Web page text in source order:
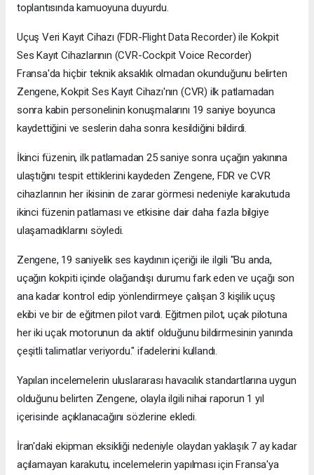
toplantısında kamuoyuna duyurdu.
Uçuş Veri Kayıt Cihazı (FDR-Flight Data Recorder) ile Kokpit
Ses Kayıt Cihazlarının (CVR-Cockpit Voice Recorder)
Fransa'da hiçbir teknik aksaklık olmadan okunduğunu belirten
Zengene, Kokpit Ses Kayıt Cihazı'nın (CVR) ilk patlamadan
sonra kabin personelinin konuşmalarını 19 saniye boyunca
kaydettiğini ve seslerin daha sonra kesildiğini bildirdi.
İkinci füzenin, ilk patlamadan 25 saniye sonra uçağın yakınına
ulaştığını tespit ettiklerini kaydeden Zengene, FDR ve CVR
cihazlarının her ikisinin de zarar görmesi nedeniyle karakutuda
ikinci füzenin patlaması ve etkisine dair daha fazla bilgiye
ulaşamadıklarını söyledi.
Zengene, 19 saniyelik ses kaydının içeriği ile ilgili "Bu anda,
uçağın kokpiti içinde olağandışı durumu fark eden ve uçağı son
ana kadar kontrol edip yönlendirmeye çalışan 3 kişilik uçuş
ekibi ve bir de eğitmen pilot vardı. Eğitmen pilot, uçak pilotuna
her iki uçak motorunun da aktif olduğunu bildirmesinin yanında
çeşitli talimatlar veriyordu." ifadelerini kullandı.
Yapılan incelemelerin uluslararası havacılık standartlarına uygun
olduğunu belirten Zengene, olayla ilgili nihai raporun 1 yıl
içerisinde açıklanacağını sözlerine ekledi.
İran'daki ekipman eksikliği nedeniyle olaydan yaklaşık 7 ay kadar
açılamayan karakutu, incelemelerin yapılması için Fransa'ya